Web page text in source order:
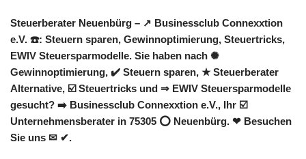
Steuerberater Neuenbürg – ↗️ Businessclub Connexxtion
e.V. ☎️: Steuern sparen, Gewinnoptimierung, Steuertricks,
EWIV Steuersparmodelle. Sie haben nach ✺
Gewinnoptimierung, ✔️ Steuern sparen, ★ Steuerberater
Alternative, ☑️ Steuertricks und ⇒ EWIV Steuersparmodelle
gesucht? ➡️ Businessclub Connexxtion e.V., Ihr ☑️
Unternehmensberater in 75305 ⭕ Neuenbürg. ❤ Besuchen
Sie uns ✉ ✔.